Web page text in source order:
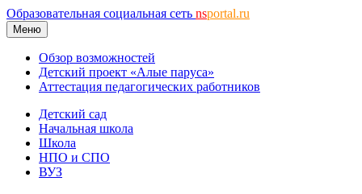
Образовательная социальная сеть nsportal.ru
Меню
Обзор возможностей
Детский проект «Алые паруса»
Аттестация педагогических работников
Детский сад
Начальная школа
Школа
НПО и СПО
ВУЗ